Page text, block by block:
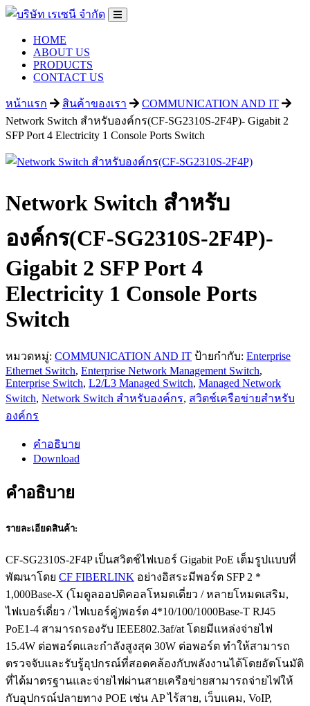
HOME
ABOUT US
PRODUCTS
CONTACT US
หน้าแรก สินค้าของเรา
COMMUNICATION AND IT
Network Switch สำหรับองค์กร(CF-SG2310S-2F4P)- Gigabit 2
SFP Port 4 Electricity 1 Console Ports Switch
Network Switch สำหรับ
องค์กร(CF-SG2310S-2F4P)-
Gigabit 2 SFP Port 4
Electricity 1 Console Ports
Switch
หมวดหมู่: COMMUNICATION AND IT ป้ายกำกับ: Enterprise
Ethernet Switch, Enterprise Network Management Switch,
Enterprise Switch, L2/L3 Managed Switch, Managed Network
Switch, Network Switch สำหรับองค์กร, สวิตช์เครือข่ายสำหรับ
องค์กร
คำอธิบาย
Download
คำอธิบาย
รายละเอียดสินค้า:
CF-SG2310S-2F4P เป็นสวิตช์ไฟเบอร์ Gigabit PoE เต็มรูปแบบที่
พัฒนาโดย CF FIBERLINK อย่างอิสระมีพอร์ต SFP 2 *
1,000Base-X (โมดูลออปติคอลโหมดเดี่ยว / หลายโหมดเสริม,
ไฟเบอร์เดี่ยว / ไฟเบอร์คู่)พอร์ต 4*10/100/1000Base-T RJ45
PoE1-4 สามารถรองรับ IEEE802.3af/at โดยมีแหล่งจ่ายไฟ
15.4W ต่อพอร์ตและกำลังสูงสุด 30W ต่อพอร์ต ทำให้สามารถ
ตรวจจับและรับรู้อุปกรณ์ที่สอดคล้องกับพลังงานได้โดยอัตโนมัติ
ที่ได้มาตรฐานและจ่ายไฟผ่านสายเครือข่ายสามารถจ่ายไฟให้
กับอุปกรณ์ปลายทาง POE เช่น AP ไร้สาย, เว็บแคม, VoIP,